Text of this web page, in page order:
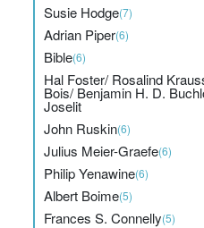
Susie Hodge(7)
Adrian Piper(6)
Bible(6)
Hal Foster/ Rosalind
Bois/ Benjamin H. D.
Joselit
John Ruskin(6)
Julius Meier-Graefe(6)
Philip Yenawine(6)
Albert Boime(5)
Frances S. Connelly(5)